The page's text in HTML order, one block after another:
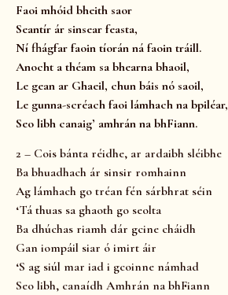
Faoi mhóid bheith saor
Seantír ár sinsear feasta,
Ní fhágfar faoin tíorán ná faoin tráill.
Anocht a théam sa bhearna bhaoil,
Le gean ar Ghaeil, chun báis nó saoil,
Le gunna-scréach faoi lámhach na bpiléar,
Seo libh canaig’ amhrán na bhFiann.
2 – Cois bánta réidhe, ar ardaibh sléibhe
Ba bhuadhach ár sinsir romhainn
Ag lámhach go tréan fén sárbhrat séin
‘Tá thuas sa ghaoth go seolta
Ba dhúchas riamh dár gcine cháidh
Gan iompáil siar ó imirt áir
‘S ag siúl mar iad i gcoinne námhad
Seo libh, canaídh Amhrán na bhFiann